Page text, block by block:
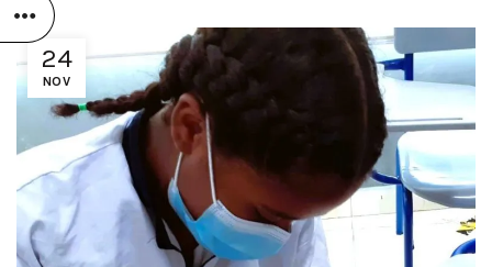
24
NOV